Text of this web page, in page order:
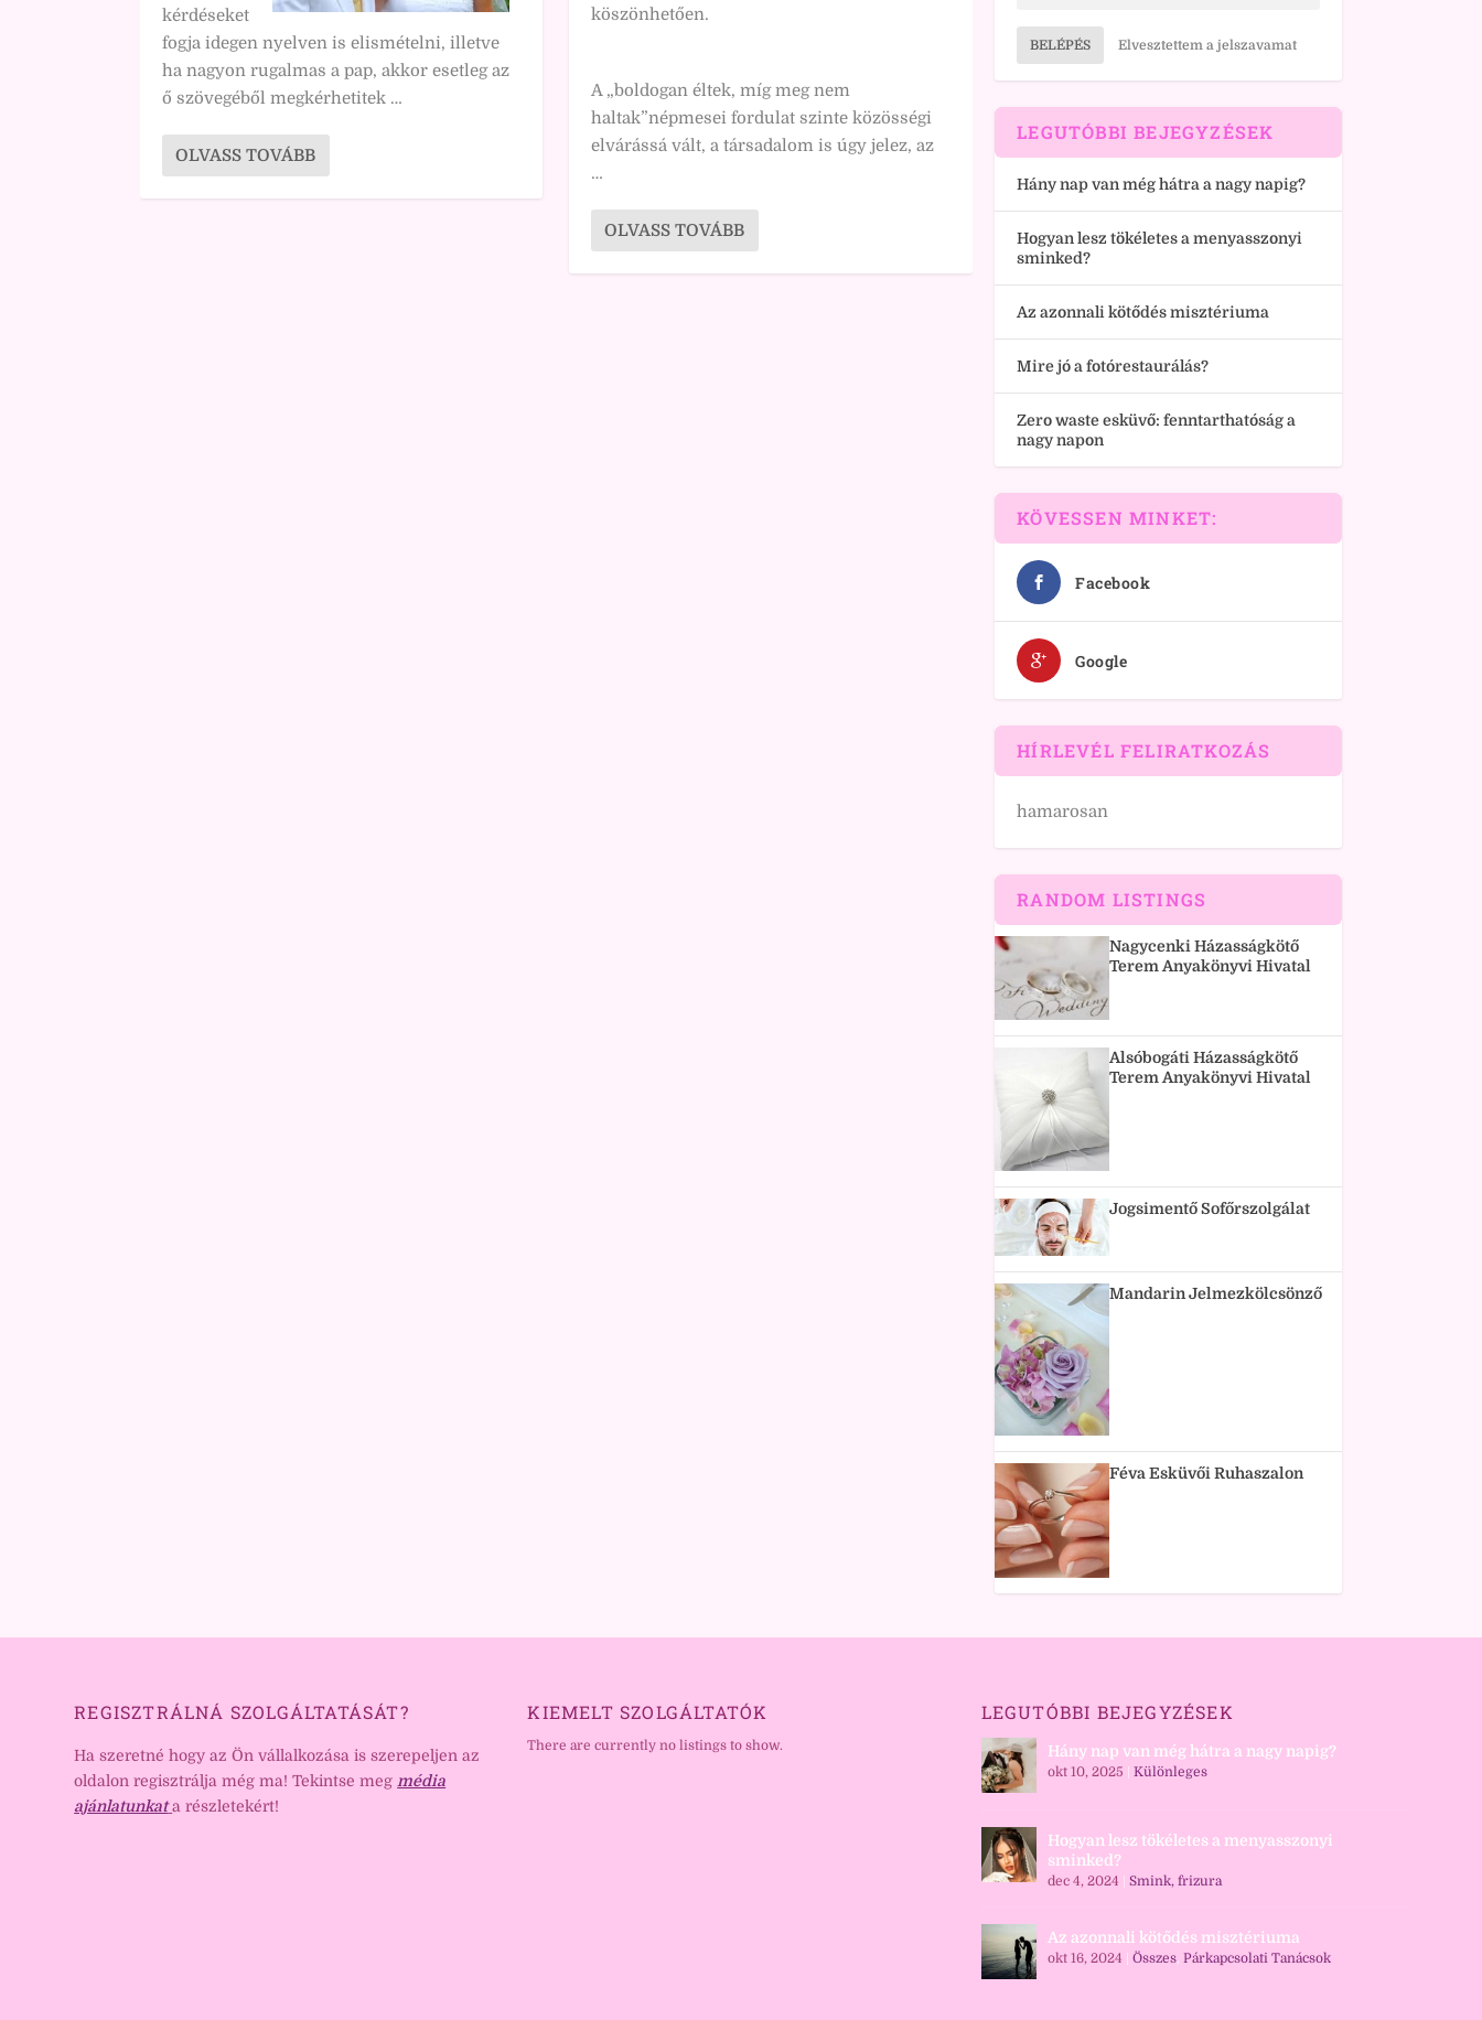
kérdéseket
fogja idegen nyelven is elismételni, illetve
ha nagyon rugalmas a pap, akkor esetleg az
ő szövegéből megkérhetitek …
OLVASS TOVÁBB
köszönhetően.
A „boldogan éltek, míg meg nem
haltak”népmesei fordulat szinte közösségi
elvárássá vált, a társadalom is úgy jelez, az
…
OLVASS TOVÁBB
BELÉPÉS Elvesztettem a jelszavamat
LEGUTÓBBI BEJEGYZÉSEK
Hány nap van még hátra a nagy napig?
Hogyan lesz tökéletes a menyasszonyi
sminked?
Az azonnali kötődés misztériuma
Mire jó a fotórestaurálás?
Zero waste esküvő: fenntarthatóság a
nagy napon
KÖVESSEN MINKET:
Facebook
Google
HÍRLEVÉL FELIRATKOZÁS
hamarosan
RANDOM LISTINGS
Nagycenki Házasságkötő
Terem Anyakönyvi Hivatal
Alsóbogáti Házasságkötő
Terem Anyakönyvi Hivatal
Jogsimentő Sofőrszolgálat
Mandarin Jelmezkölcsönző
Féva Esküvői Ruhaszalon
REGISZTRÁLNÁ SZOLGÁLTATÁSÁT?
Ha szeretné hogy az Ön vállalkozása is szerepeljen az
oldalon regisztrálja még ma! Tekintse megmédia
ajánlatunkat a részletekért!
KIEMELT SZOLGÁLTATÓK
There are currently no listings to show.
LEGUTÓBBI BEJEGYZÉSEK
Hány nap van még hátra a nagy napig?
okt 10, 2025 Különleges
Hogyan lesz tökéletes a menyasszonyi
sminked?
dec 4, 2024 Smink, frizura
Az azonnali kötődés misztériuma
okt 16, 2024 Összes, Párkapcsolati Tanácsok